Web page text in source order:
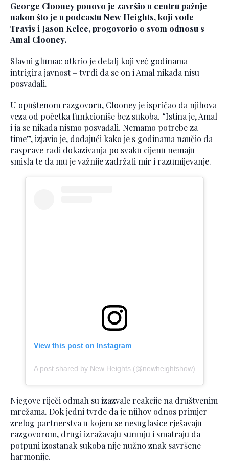
George Clooney ponovo je završio u centru pažnje
nakon što je u podcastu New Heights, koji vode
Travis i Jason Kelce, progovorio o svom odnosu s
Amal Clooney.
Slavni glumac otkrio je detalj koji već godinama
intrigira javnost – tvrdi da se on i Amal nikada nisu
posvađali.
U opuštenom razgovoru, Clooney je ispričao da njihova
veza od početka funkcioniše bez sukoba. “Istina je, Amal
i ja se nikada nismo posvađali. Nemamo potrebe za
time”, izjavio je, dodajući kako je s godinama naučio da
rasprave radi dokazivanja po svaku cijenu nemaju
smisla te da mu je važnije zadržati mir i razumijevanje.
View this post on Instagram
A post shared by New Heights (@newheightshow)
Njegove riječi odmah su izazvale reakcije na društvenim
mrežama. Dok jedni tvrde da je njihov odnos primjer
zrelog partnerstva u kojem se nesuglasice rješavaju
razgovorom, drugi izražavaju sumnju i smatraju da
potpuni izostanak sukoba nije nužno znak savršene
harmonije.